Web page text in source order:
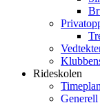
Rideskolen